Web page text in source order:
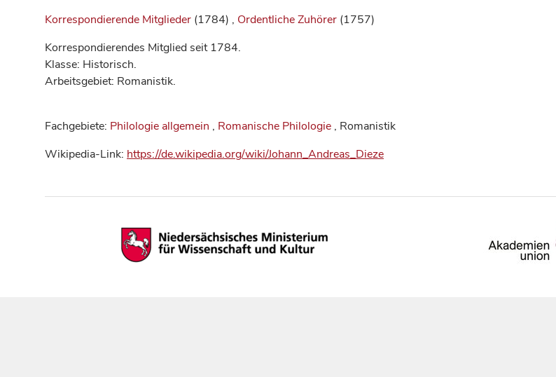
Korrespondierende Mitglieder (1784) , Ordentliche Zuhörer (1757)
Korrespondierendes Mitglied seit 1784.
Klasse: Historisch.
Arbeitsgebiet: Romanistik.
Fachgebiete: Philologie allgemein , Romanische Philologie , Romanistik
Wikipedia-Link: https://de.wikipedia.org/wiki/Johann_Andreas_Dieze